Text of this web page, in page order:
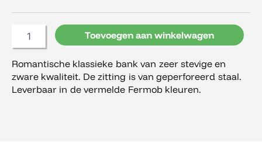
Toevoegen aan winkelwagen
Romantische klassieke bank van zeer stevige en
zware kwaliteit. De zitting is van geperforeerd staal.
Leverbaar in de vermelde Fermob kleuren.